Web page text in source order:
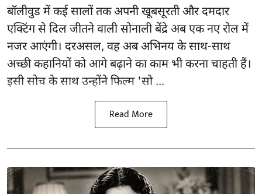
बॉलीवुडमें कई सालों तक अपनी खूबसूरती और दमदार
एक्टिंग से दिल जीतने वाली सोनाली बेंद्रे अब एक नए रोल में
नजर आएंगी। दरअसल, वह अब अभिनय के साथ-साथ
अच्छी कहानियों को आगे बढ़ाने का काम भी करना चाहती हैं।
इसी सोच के साथ उन्होंने फिल्म 'सो ...
Read More